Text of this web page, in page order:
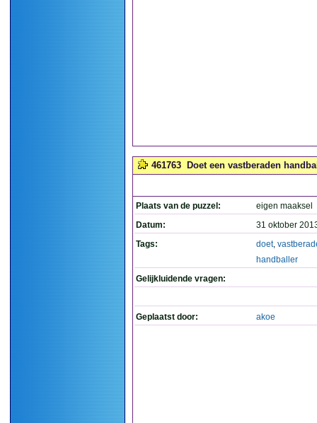
461763 Doet een vastberaden
Plaats van de puzzel:
eigen maaksel
Datum:
31 oktober
Tags:
doet,
handballer
Gelijkluidende vragen:
Geplaatst door: akoe